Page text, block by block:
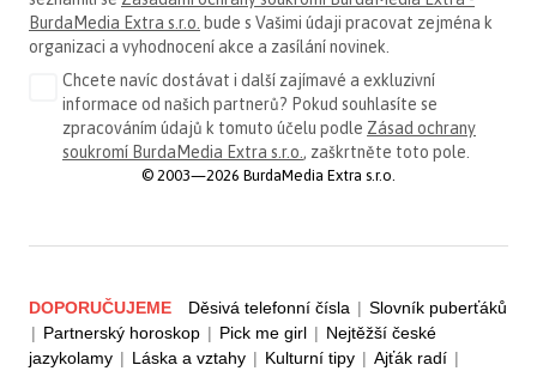
BurdaMedia Extra s.r.o. bude s Vašimi údaji pracovat zejména k
organizaci a vyhodnocení akce a zasílání novinek.
Chcete navíc dostávat i další zajímavé a exkluzivní
informace od našich partnerů? Pokud souhlasíte se
zpracováním údajů k tomuto účelu podle Zásad ochrany
soukromí BurdaMedia Extra s.r.o. , zaškrtněte toto pole.
© 2003—2026 BurdaMedia Extra s.r.o.
DOPORUČUJEME Děsivá telefonní čísla | Slovník puberťáků
| Partnerský horoskop | Pick me girl | Nejtěžší české
jazykolamy | Láska a vztahy | Kulturní tipy | Ajťák radí |